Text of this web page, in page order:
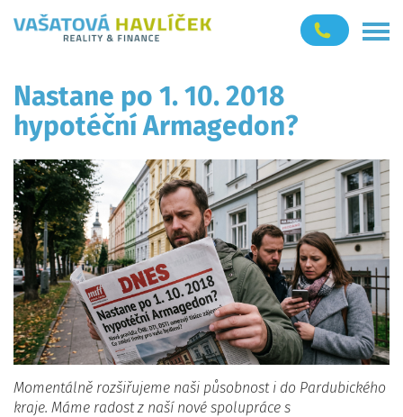
Nastane po 1. 10. 2018
hypotéční Armagedon?
Momentálně rozšiřujeme naši působnost i do Pardubického
kraje. Máme radost z naší nové spolupráce s